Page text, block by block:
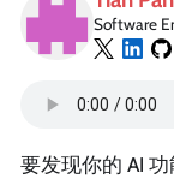
Software
要发现你的 AI